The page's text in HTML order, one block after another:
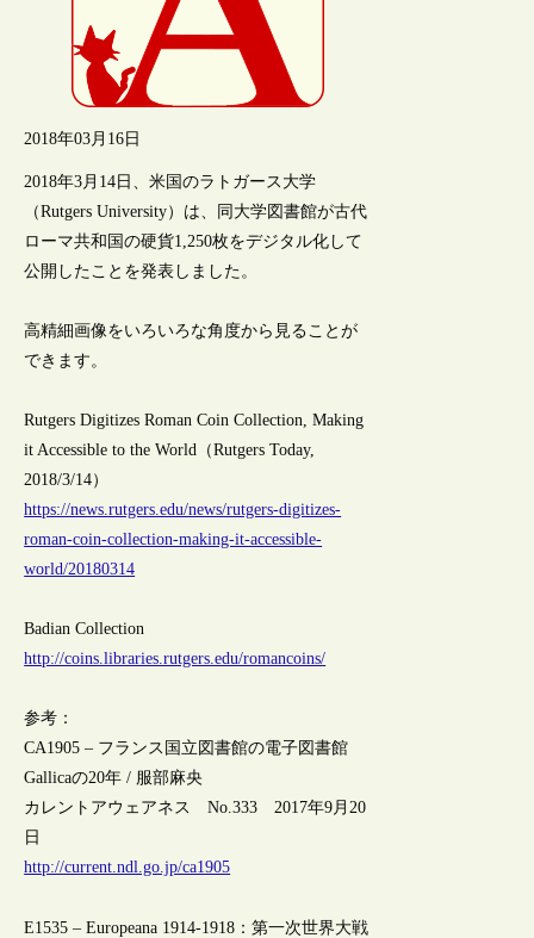
2018年03月16日
2018年3月14日、米国のラトガース大学
（Rutgers University）は、同大学図書館が古代
ローマ共和国の硬貨1,250枚をデジタル化して
公開したことを発表しました。
高精細画像をいろいろな角度から見ることが
できます。
Rutgers Digitizes Roman Coin Collection, Making
it Accessible to the World（Rutgers Today,
2018/3/14）
https://news.rutgers.edu/news/rutgers-digitizes-
roman-coin-collection-making-it-accessible-
world/20180314
Badian Collection
http://coins.libraries.rutgers.edu/romancoins/
参考：
CA1905 – フランス国立図書館の電子図書館
Gallicaの20年 / 服部麻央
カレントアウェアネス No.333 2017年9月20
日
http://current.ndl.go.jp/ca1905
E1535 – Europeana 1914-1918：第一次世界大戦